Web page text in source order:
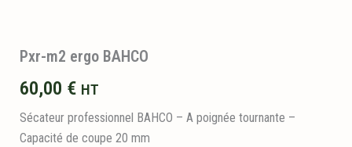
Pxr-m2 ergo BAHCO
60,00 € HT
Sécateur professionnel BAHCO – A poignée tournante –
Capacité de coupe 20 mm